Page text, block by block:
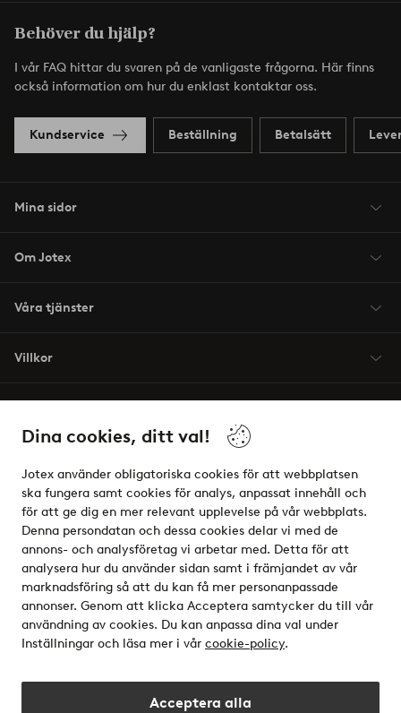
Dina cookies, ditt val!
Jotex använder obligatoriska cookies för att webbplatsen
ska fungera samt cookies för analys, anpassat innehåll och
för att ge dig en mer relevant upplevelse på vår webbplats.
Denna persondatan och dessa cookies delar vi med de
annons- och analysföretag vi arbetar med. Detta för att
analysera hur du använder sidan samt i främjandet av vår
marknadsföring så att du kan få mer personanpassade
annonser. Genom att klicka Acceptera samtycker du till vår
användning av cookies. Du kan anpassa dina val under
Inställningar och läsa mer i vår cookie-policy.
Acceptera alla
Behöver du hjälp?
I vår FAQ hittar du svaren på de vanligaste frågorna. Här finns
också information om hur du enklast kontaktar oss.
Kundservice Beställning Betalsätt
Mina sidor
Om Jotex
Våra tjänster
Villkor
Säkra betalningar - Betala direkt eller dela upp
Vill du veta mer om våra betalalternativ?
elpy